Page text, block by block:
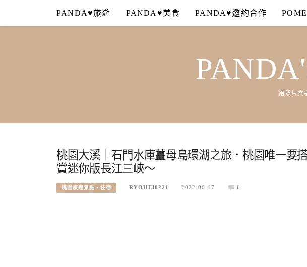
content
PANDA♥旅遊 PANDA♥美食 PANDA♥邀約合作
用照片文
桃園大溪｜石門水庫薑母島環湖之旅．桃園唯一要
賞迷你版長江三峽～
桃園旅遊景點、住宿 RYOHEI0221 2022-06-17 1